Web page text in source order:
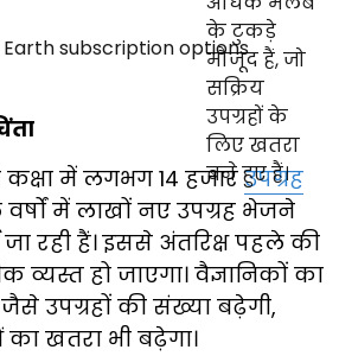
में लगभग 14 हजारउपग्रह
में लाखों नए उपग्रह भेजने
रही हैं। इससे अंतरिक्ष पहले की
हो जाएगा। वैज्ञानिकों का
उपग्रहों की संख्या बढ़ेगी,
खतरा भी बढ़ेगा।